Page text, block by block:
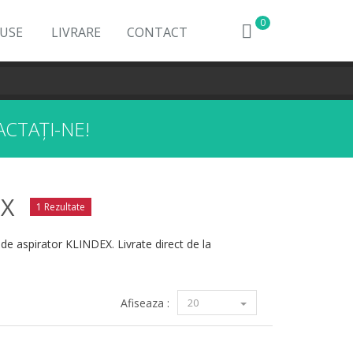
0
LIVRARE CONTACT
NE!
1 Rezultate
aspirator KLINDEX. Livrate direct de la
Afiseaza : 20